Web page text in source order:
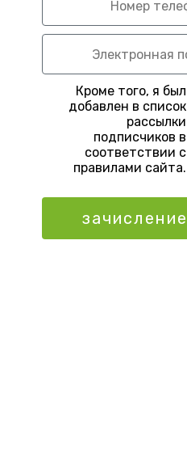
Кроме того, я был
добавлен в список
рассылки
подписчиков в
соответствии с
правилами сайта.
зачисление